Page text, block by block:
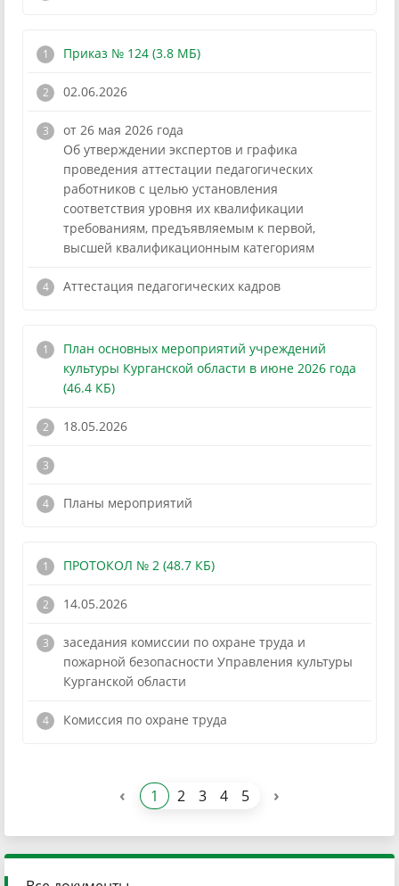
Приказ № 124 (3.8 МБ)
02.06.2026
от 26 мая 2026 года
Об утверждении экспертов и графика
проведения аттестации педагогических
работников с целью установления
соответствия уровня их квалификации
требованиям, предъявляемым к первой,
высшей квалификационным категориям
Аттестация педагогических кадров
План основных мероприятий учреждений
культуры Курганской области в июне 2026 года
(46.4 КБ)
18.05.2026
Планы мероприятий
ПРОТОКОЛ № 2 (48.7 КБ)
14.05.2026
заседания комиссии по охране труда и
пожарной безопасности Управления культуры
Курганской области
Комиссия по охране труда
‹ 1 2 3 4 5 ›